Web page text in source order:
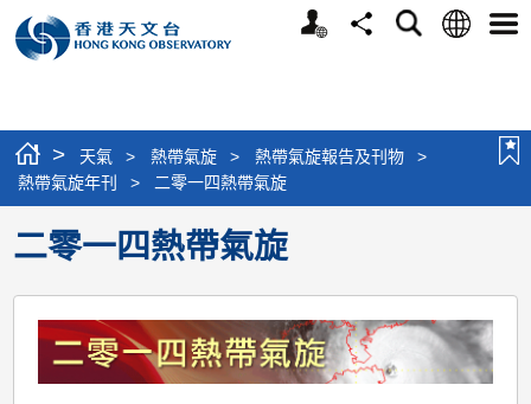
個
分
搜
語
選
> 天氣 > 熱帶氣旋 > 熱帶氣旋報告及刊物
>
熱帶氣旋年刊
> 二零一四熱帶氣旋
二零一四熱帶氣旋